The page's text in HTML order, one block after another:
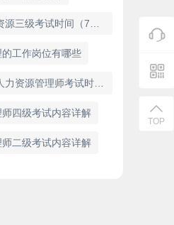
的工作岗位有哪些
师四级考试内容详解
师二级考试内容详解
TOP